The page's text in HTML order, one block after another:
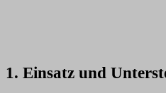
1. Einsatz und